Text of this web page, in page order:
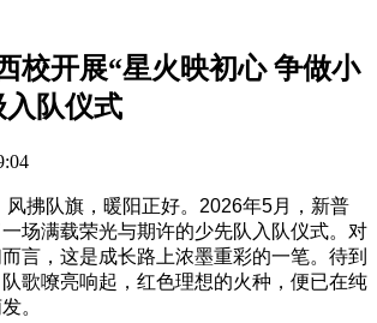
校开展“星火映初心 争做小
入队仪式
风拂队旗，暖阳正好。2026年5月，新普
场满载荣光与期许的少先队入队仪式。对
言，这是成长路上浓墨重彩的一笔。待到
歌嘹亮响起，红色理想的火种，便已在纯
。